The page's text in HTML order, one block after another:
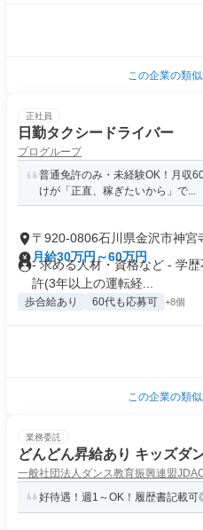
この企業の類
正社員
日勤タクシードライバー
プログループ
普通免許のみ・未経験OK！月収
けが「正直、稼ぎたいから」で...
〒920-0806石川県金沢市神宮
月給30万円～60万円
- 求める人材・資格など - 学
許(3年以上の運転経...
歩合給あり 60代も応募可 +8個
この企業の類
業務委託
どんどん昇給あり キッズダ
一般社団法人ダンス教育振興連盟
好待遇！週1～OK！履歴書記載